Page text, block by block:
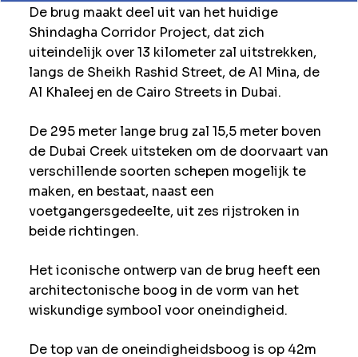
De brug maakt deel uit van het huidige
Shindagha Corridor Project, dat zich
uiteindelijk over 13 kilometer zal uitstrekken,
langs de Sheikh Rashid Street, de Al Mina, de
Al Khaleej en de Cairo Streets in Dubai.
De 295 meter lange brug zal 15,5 meter boven
de Dubai Creek uitsteken om de doorvaart van
verschillende soorten schepen mogelijk te
maken, en bestaat, naast een
voetgangersgedeelte, uit zes rijstroken in
beide richtingen.
Het iconische ontwerp van de brug heeft een
architectonische boog in de vorm van het
wiskundige symbool voor oneindigheid.
De top van de oneindigheidsboog is op 42m